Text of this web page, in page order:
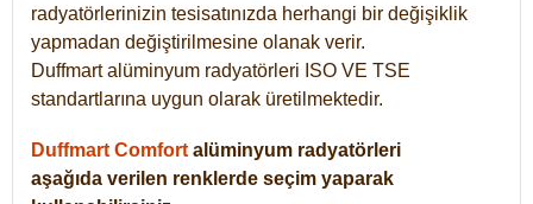
radyatörlerinizin tesisatınızda herhangi bir değişiklik
yapmadan değiştirilmesine olanak verir.
Duffmart alüminyum radyatörleri ISO VE TSE
standartlarına uygun olarak üretilmektedir.
Duffmart Comfort alüminyum radyatörleri
aşağıda verilen renklerde seçim yaparak